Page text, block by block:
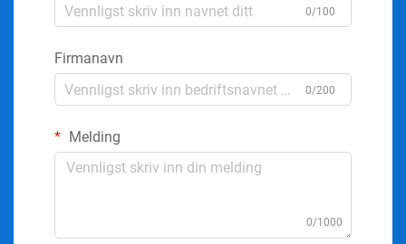
0/100
Firmanavn
0/200
Melding
0/1000